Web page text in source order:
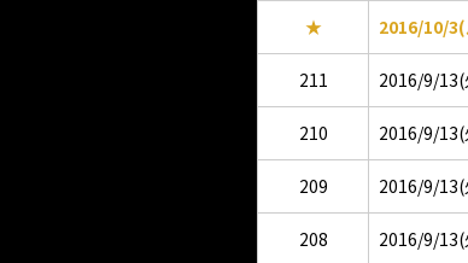
★ 2016/10/
211 2016/9/13(
210 2016/9/13(
209 2016/9/13(
208 2016/9/13(